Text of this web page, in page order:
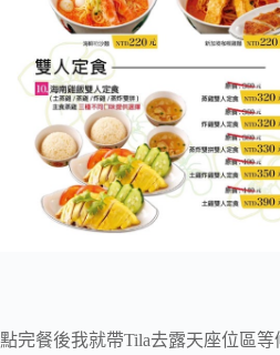
點完餐後我就帶Tila去露天座位區